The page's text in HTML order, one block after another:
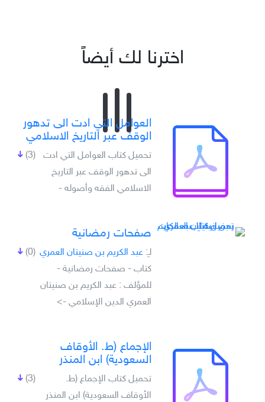
اخترنا لك أيضاً
العوامل التي ادت الى تدهور
الوقف عبر التاريخ الاسلامي
(3)
تحميل كتاب العوامل التي ادت
الى تدهور الوقف عبر التاريخ
الاسلامي الفقه وأصوله -
صفحات رمضانية
(0) لـِ: عبد الكريم بن صنيتان العمري
كتاب - صفحات رمضانية -
للمؤلف : عبد الكريم بن صنيتان
العمري الدين الإسلامي ->
الإجماع (ط. الأوقاف
السعودية) ابن المنذر
(3)
تحميل كتاب الإجماع (ط.
الأوقاف السعودية) ابن المنذر